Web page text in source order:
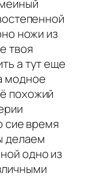
ножи из
твоя
а тут еще
модное
похожий
сие время
делаем
одно из